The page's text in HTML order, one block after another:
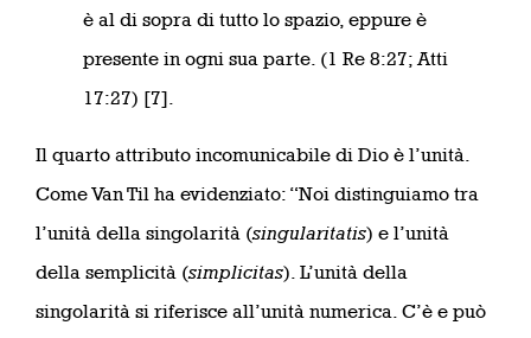
è al di sopra di tutto lo spazio, eppure è
presente in ogni sua parte. (1 Re 8:27; Atti
17:27) [7].
Il quarto attributo incomunicabile di Dio è l’unità.
Come Van Til ha evidenziato: “Noi distinguiamo tra
l’unità della singolarità (singularitatis) e l’unità
della semplicità (simplicitas). L’unità della
singolarità si riferisce all’unità numerica. C’è e può